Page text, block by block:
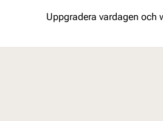
Uppgradera vardagen och